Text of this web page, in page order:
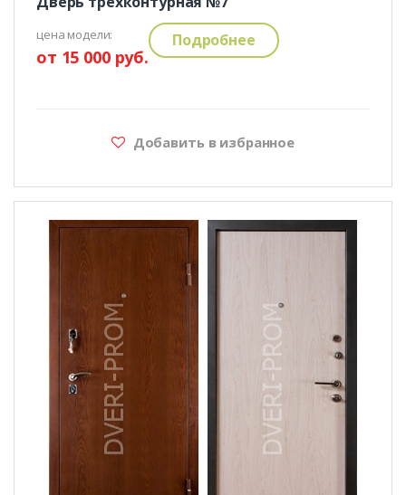
цена модели:
от 15 000 руб.
Подробнее
Добавить в избранное